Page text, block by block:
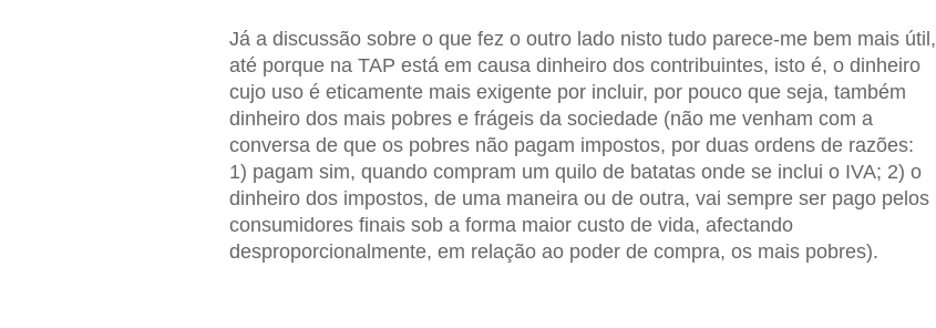
Já a discussão sobre o que fez o outro lado nisto tudo parece-me bem mais útil,
até porque na TAP está em causa dinheiro dos contribuintes, isto é, o dinheiro
cujo uso é eticamente mais exigente por incluir, por pouco que seja, também
dinheiro dos mais pobres e frágeis da sociedade (não me venham com a
conversa de que os pobres não pagam impostos, por duas ordens de razões:
1) pagam sim, quando compram um quilo de batatas onde se inclui o IVA; 2) o
dinheiro dos impostos, de uma maneira ou de outra, vai sempre ser pago pelos
consumidores finais sob a forma maior custo de vida, afectando
desproporcionalmente, em relação ao poder de compra, os mais pobres).